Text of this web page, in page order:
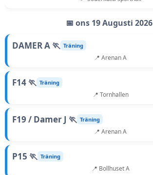
📅 ons 19 Augusti 2026
DAMER A 🏃 Träning
📍 Arenan A
F14 🏃 Träning
📍 Tornhallen
F19 / Damer J 🏃 Träning
📍 Arenan A
P15 🏃 Träning
📍 Bollhuset A